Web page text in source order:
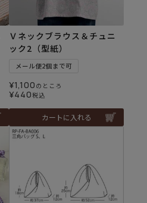
Ｖネックブラウス＆チュニ
ック2（型紙）
メール便2個まで可
¥1,100 のところ
¥440税込
カートに入れる